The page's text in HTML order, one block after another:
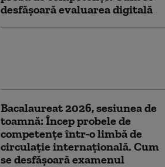
desfășoară evaluarea digitală
Bacalaureat 2026, sesiunea de
toamnă: Încep probele de
competențe într-o limbă de
circulație internațională. Cum
se desfășoară examenul